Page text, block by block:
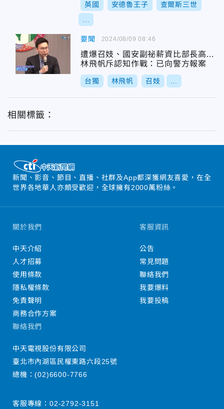
英國 安德魯王子 查爾斯三世
要聞
遭爆召妓、國安副祕薪資比部長高...
林飛帆斥認知作戰：已向警方報案
台獨 林飛帆 召妓
2024/08/09 08:46
相關標籤：
新聞、影音、節目、直播、社群及App都深獲網友喜愛，在全
世界各地華人亦頗受歡迎，全球擁有2000萬粉絲。
關於我們
中天介紹
人才招募
使用條款
隱私權條款
免責聲明
商務合作方案
客服資訊
公告
常見問題
聯絡我們
我要爆料
我要投稿
聯絡我們
中天電視股份有限公司
臺北市內湖區民權東路六段25號
總機：(02)6600-7766
客服專線： 02-2792-3151